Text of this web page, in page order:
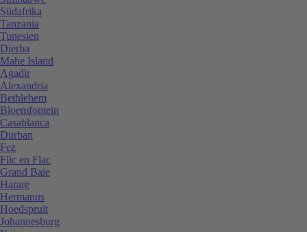
Südafrika
Tanzania
Tunesien
Djerba
Mahe Island
Agadir
Alexandria
Bethlehem
Bloemfontein
Casablanca
Durban
Fez
Flic en Flac
Grand Baie
Harare
Hermanus
Hoedspruit
Johannesburg